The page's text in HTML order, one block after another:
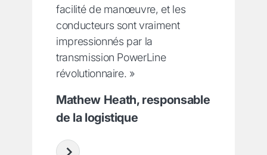
facilité de manœuvre, et les
conducteurs sont vraiment
impressionnés par la
transmission PowerLine
révolutionnaire. »
Mathew Heath, responsable
de la logistique